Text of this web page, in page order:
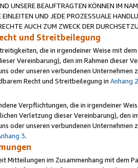
UNSERE BEAUFTRAGTEN KÖNNEN IM
UND JEDE PROZESSUALE
AUCH ZUM ZWECK DER
und Streitbeilegung
die in irgendeiner Weise mit
Vereinbarung), den im Rahmen dieser
oder unseren verbundenen
Recht und Streitbeilegung in Anhang 2
Verpflichtungen, die in irgendeiner
Verletzung dieser Vereinbarung), den
oder unseren verbundenen
3.
Mitteilungen im Zusammenhang mit dem